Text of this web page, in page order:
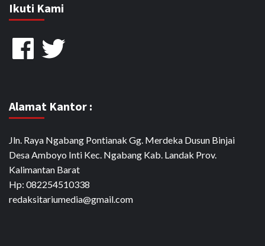
Ikuti Kami
FacebookTwitter
Alamat Kantor :
Jln. Raya Ngabang Pontianak Gg. Merdeka Dusun Binjai
Desa Amboyo Inti Kec. Ngabang Kab. Landak Prov.
Kalimantan Barat
Hp: 082254510338
redaksitariumedia@gmail.com